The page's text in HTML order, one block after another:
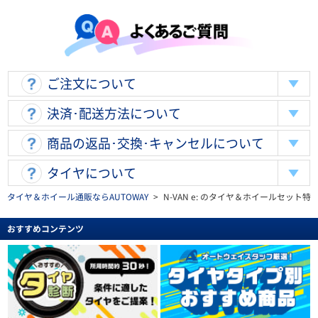
ご注文について
決済･配送方法について
商品の返品･交換･キャンセルについて
タイヤについて
タイヤ＆ホイール通販ならAUTOWAY > N-VAN e: のタイヤ＆ホイールセット特
おすすめコンテンツ